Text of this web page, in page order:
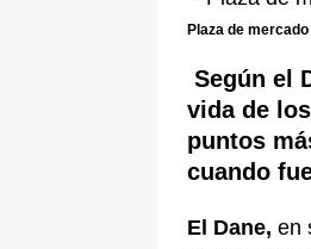
Plaza de mercado
Según el
vida de
puntos
cuando
El Dane, en